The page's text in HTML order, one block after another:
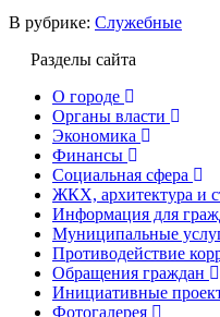
В рубрике: Служебные
Разделы сайта
О городе
Органы власти
Экономика
Финансы
Социальная сфера
ЖКХ, архитектура и
Информация для
Муниципальные
Противодействие
Обращения граждан
Инициативные
Фотогалерея